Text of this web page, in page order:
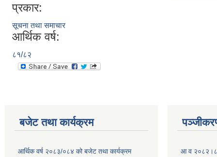
प्रकार:
सूचना तथा समाचार
आर्थिक वर्ष:
८१/८२
बजेट तथा कार्यक्रम
आर्थिक वर्ष २०८३/०८४ को बजेट तथा कार्यक्रम
आ व २०८२।८३